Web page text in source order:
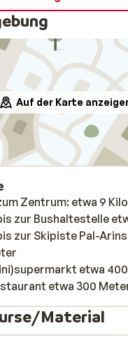
Auf der Karte
Zentrum: etwa 9
zur Bushaltestelle
zur Skipiste Pal-
etwa
etwa 300
Material